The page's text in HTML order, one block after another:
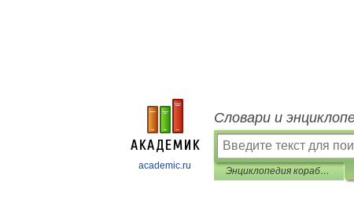
academic.ru
Словари и
Энциклопедия кораблей